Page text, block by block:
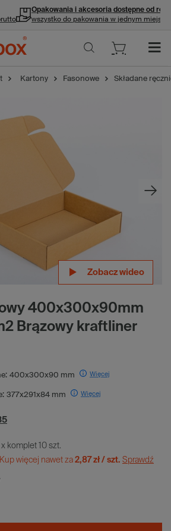
Opakowania i akcesoria dostępne od ręki
wszystko do pakowania w jednym miejscu
Kartony Fasonowe Składane
Zobacz wideo
Zobacz wideo
Zobacz wideo
400x300x90mm
Brązowy kraftliner
400x300x90 mm Więcej
377x291x84 mm Więcej
x komplet 10 szt.
Kup więcej nawet za 2,87 zł / szt. Sprawdź